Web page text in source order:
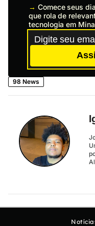
→ Comece seus
que rola de
tecnologia em
98 News